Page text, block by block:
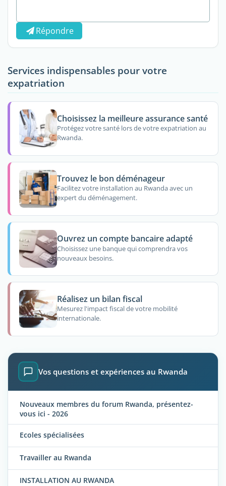
Répondre
Services indispensables pour votre
expatriation
Choisissez la meilleure assurance santé
Protégez votre santé lors de votre expatriation au
Rwanda.
Trouvez le bon déménageur
Facilitez votre installation au Rwanda avec un
expert du déménagement.
Ouvrez un compte bancaire adapté
Choisissez une banque qui comprendra vos
nouveaux besoins.
Réalisez un bilan fiscal
Mesurez l'impact fiscal de votre mobilité
internationale.
Vos questions et expériences au Rwanda
Nouveaux membres du forum Rwanda, présentez-
vous ici - 2026
Ecoles spécialisées
Travailler au Rwanda
INSTALLATION AU RWANDA